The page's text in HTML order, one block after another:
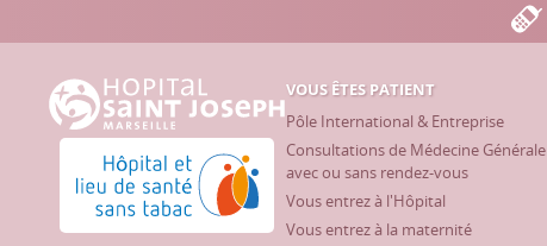
Hôpital Saint Joseph - Marseille
Hôpital et lieu de santé sans tabac
VOUS ÊTES PATIENT
Pôle International & Entreprise
Consultations de Médecine Générale
avec ou sans rendez-vous
Vous entrez à l'Hôpital
Vous entrez à la maternité